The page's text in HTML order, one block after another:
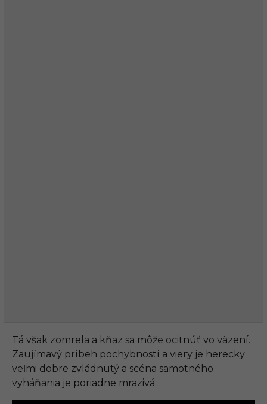
Tá však zomrela a kňaz sa môže ocitnúť vo väzení.
Zaujímavý príbeh pochybností a viery je herecky
veľmi dobre zvládnutý a scéna samotného
vyháňania je poriadne mrazivá.